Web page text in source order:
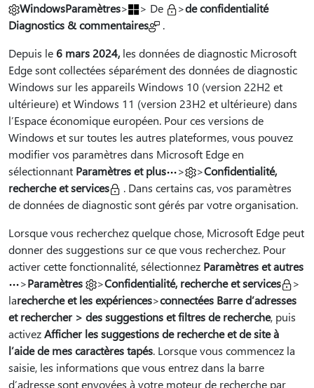
WindowsParamètres> > De >de confidentialité
Diagnostics & commentaires
.
Depuis le 6 mars 2024, les données de diagnostic Microsoft
Edge sont collectées séparément des données de diagnostic
Windows sur les appareils Windows 10 (version 22H2 et
ultérieure) et Windows 11 (version 23H2 et ultérieure) dans
l’Espace économique européen. Pour ces versions de
Windows et sur toutes les autres plateformes, vous pouvez
modifier vos paramètres dans Microsoft Edge en
sélectionnant Paramètres et plus > >Confidentialité,
recherche et services
. Dans certains cas, vos paramètres
de données de diagnostic sont gérés par votre organisation.
Lorsque vous recherchez quelque chose, Microsoft Edge peut
donner des suggestions sur ce que vous recherchez. Pour
activer cette fonctionnalité, sélectionnez Paramètres et autres
>Paramètres >Confidentialité, recherche et services
>
larecherche et les expériences>connectées Barre d’adresses
et rechercher > des suggestions et filtres de recherche, puis
activezAfficher les suggestions de recherche et de site à
l’aide de mes caractères tapés. Lorsque vous commencez la
saisie, les informations que vous entrez dans la barre
d’adresse sont envoyées à votre moteur de recherche par